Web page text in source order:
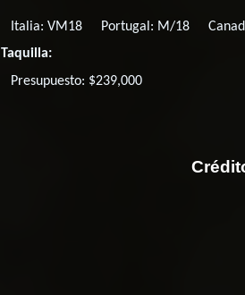
Italia: VM18 Portugal: M/18
Taquilla:
Presupuesto: $239,000